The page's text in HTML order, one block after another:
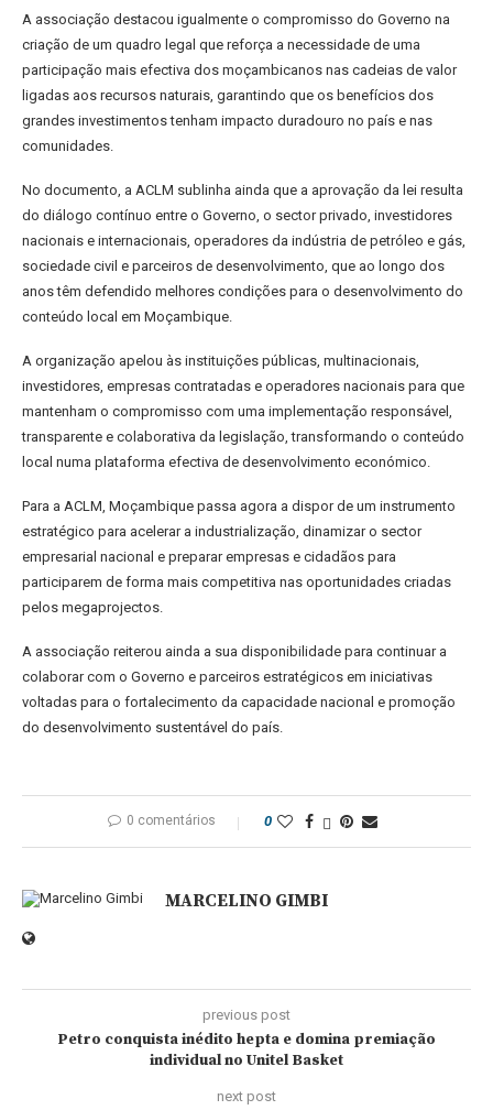
A associação destacou igualmente o compromisso do Governo na
criação de um quadro legal que reforça a necessidade de uma
participação mais efectiva dos moçambicanos nas cadeias de valor
ligadas aos recursos naturais, garantindo que os benefícios dos
grandes investimentos tenham impacto duradouro no país e nas
comunidades.
No documento, a ACLM sublinha ainda que a aprovação da lei resulta
do diálogo contínuo entre o Governo, o sector privado, investidores
nacionais e internacionais, operadores da indústria de petróleo e gás,
sociedade civil e parceiros de desenvolvimento, que ao longo dos
anos têm defendido melhores condições para o desenvolvimento do
conteúdo local em Moçambique.
A organização apelou às instituições públicas, multinacionais,
investidores, empresas contratadas e operadores nacionais para que
mantenham o compromisso com uma implementação responsável,
transparente e colaborativa da legislação, transformando o conteúdo
local numa plataforma efectiva de desenvolvimento económico.
Para a ACLM, Moçambique passa agora a dispor de um instrumento
estratégico para acelerar a industrialização, dinamizar o sector
empresarial nacional e preparar empresas e cidadãos para
participarem de forma mais competitiva nas oportunidades criadas
pelos megaprojectos.
A associação reiterou ainda a sua disponibilidade para continuar a
colaborar com o Governo e parceiros estratégicos em iniciativas
voltadas para o fortalecimento da capacidade nacional e promoção
do desenvolvimento sustentável do país.
0 comentários 0
MARCELINO GIMBI
previous post
Petro conquista inédito hepta e domina premiação
individual no Unitel Basket
next post